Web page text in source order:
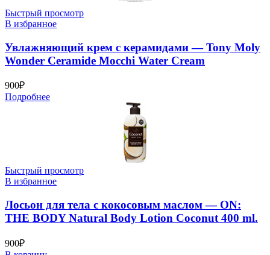
Быстрый просмотр
В избранное
Увлажняющий крем с керамидами — Tony Moly
Wonder Ceramide Mocchi Water Cream
900₽
Подробнее
Быстрый просмотр
В избранное
Лосьон для тела с кокосовым маслом — ON:
THE BODY Natural Body Lotion Coconut 400 ml.
900₽